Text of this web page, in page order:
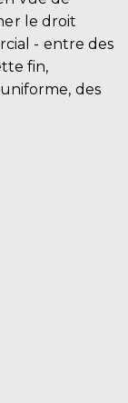
le droit
- entre des
fin,
des